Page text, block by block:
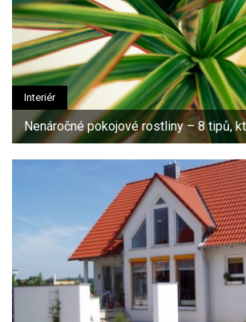
Interiér
Nenáročné pokojové rostliny – 8 tipů,